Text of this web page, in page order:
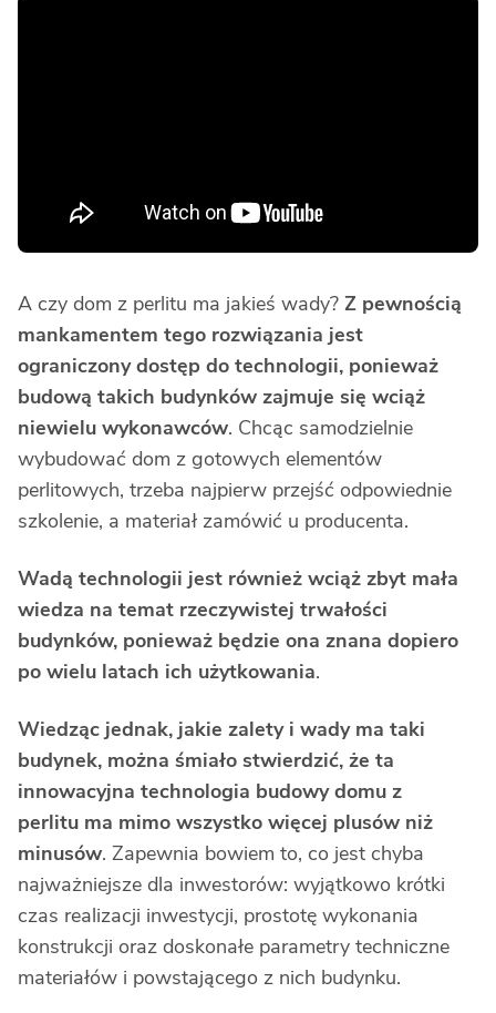
A czy dom z perlitu ma jakieś wady? Z pewnością
mankamentem tego rozwiązania jest
ograniczony dostęp do technologii, ponieważ
budową takich budynków zajmuje się wciąż
niewielu wykonawców. Chcąc samodzielnie
wybudować dom z gotowych elementów
perlitowych, trzeba najpierw przejść odpowiednie
szkolenie, a materiał zamówić u producenta.
Wadą technologii jest również wciąż zbyt mała
wiedza na temat rzeczywistej trwałości
budynków, ponieważ będzie ona znana dopiero
po wielu latach ich użytkowania.
Wiedząc jednak, jakie zalety i wady ma taki
budynek, można śmiało stwierdzić, że ta
innowacyjna technologia budowy domu z
perlitu ma mimo wszystko więcej plusów niż
minusów. Zapewnia bowiem to, co jest chyba
najważniejsze dla inwestorów: wyjątkowo krótki
czas realizacji inwestycji, prostotę wykonania
konstrukcji oraz doskonałe parametry techniczne
materiałów i powstającego z nich budynku.